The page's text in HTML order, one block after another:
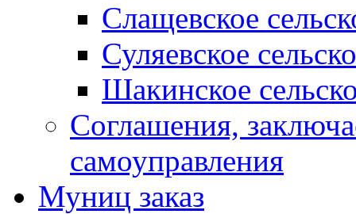
Слащевское
Суляевское
Шакинское
Соглашения,
самоуправления
Муниц заказ